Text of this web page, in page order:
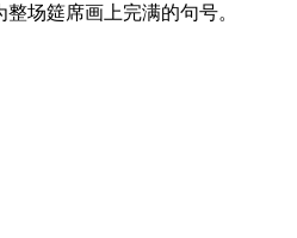
场筵席画上完满的句号。